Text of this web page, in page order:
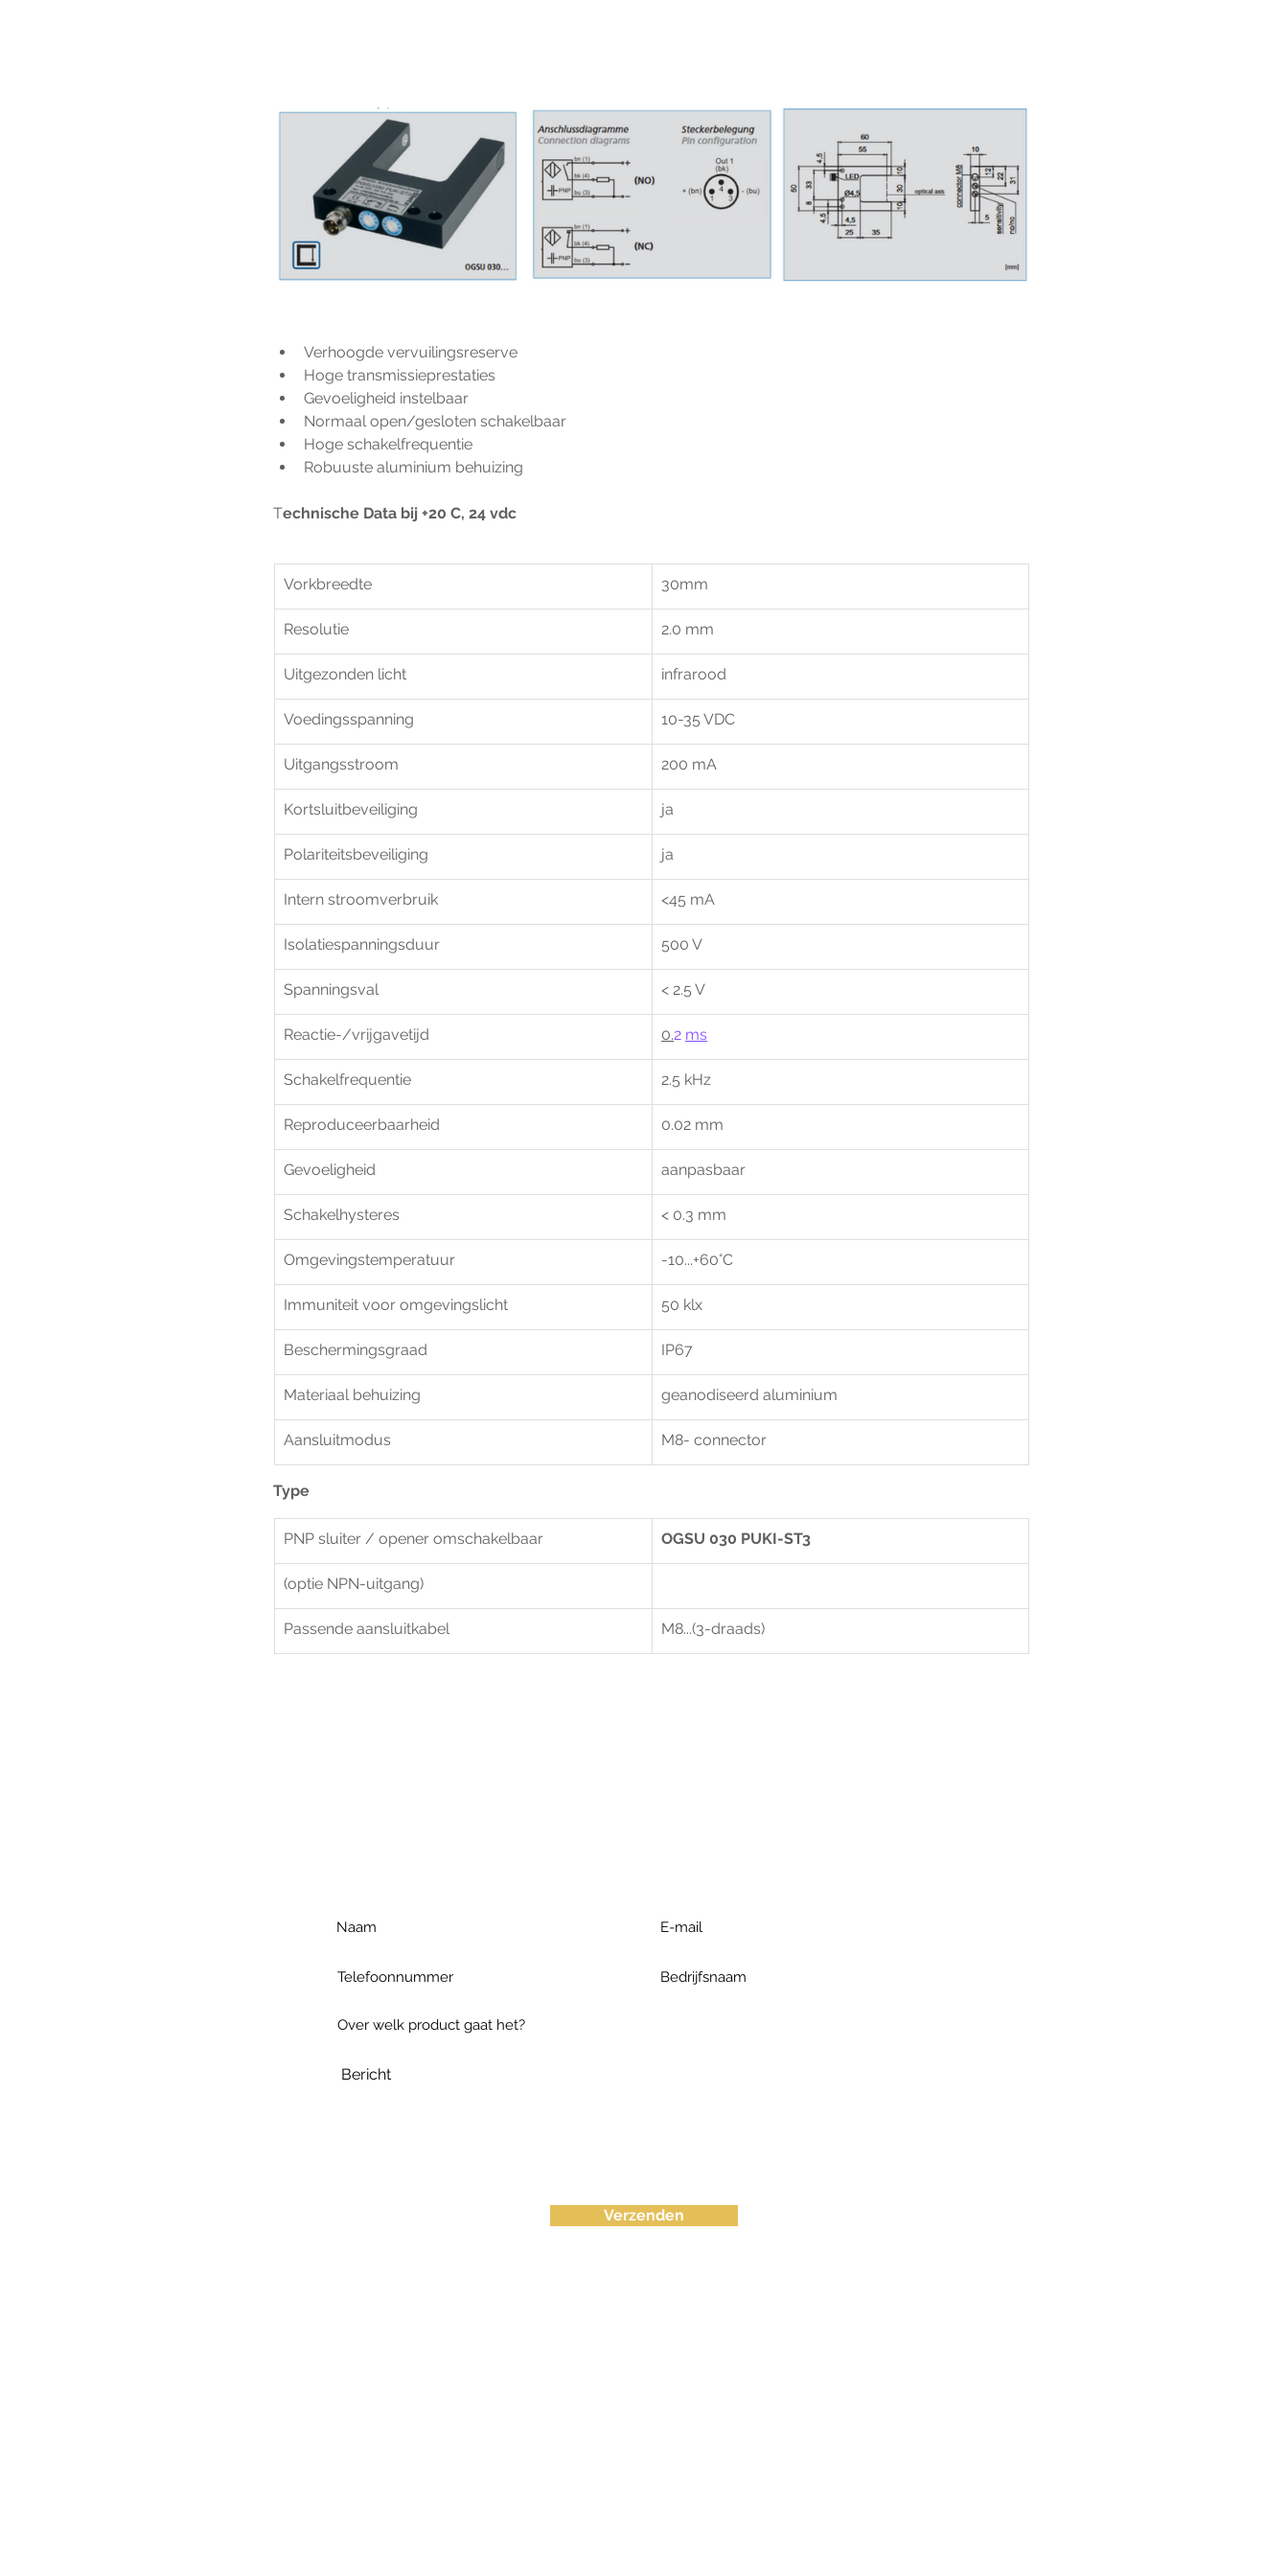
Verhoogde vervuilingsreserve
Hoge transmissieprestaties
Gevoeligheid instelbaar
Normaal open/gesloten schakelbaar
Hoge schakelfrequentie
Robuuste aluminium behuizing
Technische Data bij +20 C, 24 vdc
Vorkbreedte
Resolutie 2.0 mm
Uitgezonden licht infrarood
Voedingsspanning 10-35 VDC
Uitgangsstroom 200 mA
Kortsluitbeveiliging
Polariteitsbeveiliging ja
Intern stroomverbruik <45 mA
Isolatiespanningsduur 500 V
Spanningsval < 2.5 V
Reactie-/vrijgavetijd 0.2 ms
Schakelfrequentie 2.5 kHz
Reproduceerbaarheid 0.02 mm
Gevoeligheid aanpasbaar
Schakelhysteres < 0.3 mm
Omgevingstemperatuur -10...+60°C
Immuniteit voor omgevingslicht 50 klx
Beschermingsgraad
Materiaal behuizing geanodiseerd aluminium
Aansluitmodus M8- connector
Type
PNP sluiter / opener omschakelbaar OGSU 030 PUKI-ST3
(optie NPN-uitgang)
Passende aansluitkabel M8...(3-draads)
Verzenden